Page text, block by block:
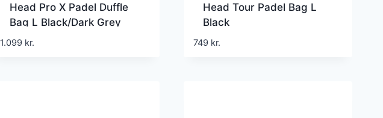
Head Pro X Padel Duffle
Bag L Black/Dark Grey
1.099 kr.
Head Tour Padel Bag L
Black
749 kr.